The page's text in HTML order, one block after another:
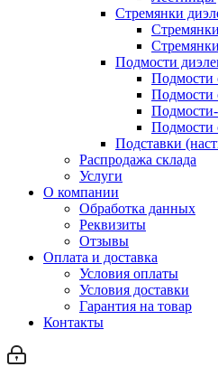
Стремянки
Подмости
Подмости
Подмости
Подмости
Подставки
Распродажа склада
Услуги
О компании
Обработка данных
Реквизиты
Отзывы
Оплата и доставка
Условия оплаты
Условия доставки
Гарантия на товар
Контакты